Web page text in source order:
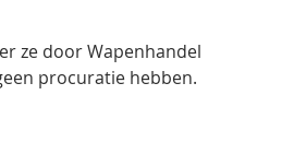
ze door Wapenhandel
procuratie hebben.